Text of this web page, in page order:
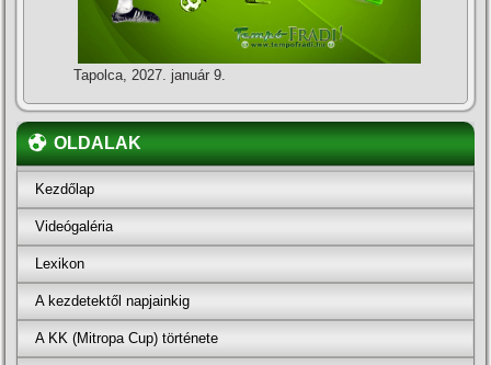
Tapolca, 2027. január 9.
OLDALAK
Kezdőlap
Videógaléria
Lexikon
A kezdetektől napjainkig
A KK (Mitropa Cup) története